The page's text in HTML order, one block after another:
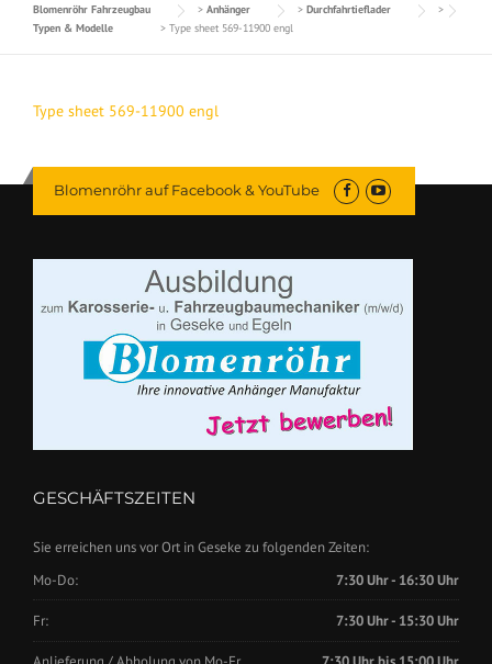
Blomenröhr Fahrzeugbau > Anhänger > Durchfahrtieflader
>
Typen & Modelle
> Type sheet 569-11900 engl
Type sheet 569-11900 engl
Blomenröhr auf Facebook & YouTube
GESCHÄFTSZEITEN
Sie erreichen uns vor Ort in Geseke zu folgenden Zeiten:
Mo-Do:
7:30 Uhr - 16:30 Uhr
Fr: 7:30 Uhr - 15:30 Uhr